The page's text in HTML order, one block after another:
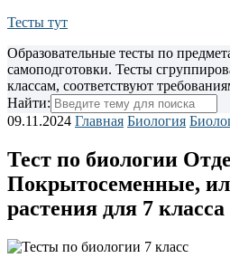
Тесты тут
Образовательные тесты по
самоподготовки. Тесты
классам, соответствуют
Найти:
09.11.2024 Главная Биология
Тест по биологии
Покрытосеменные,
растения для 7 класса